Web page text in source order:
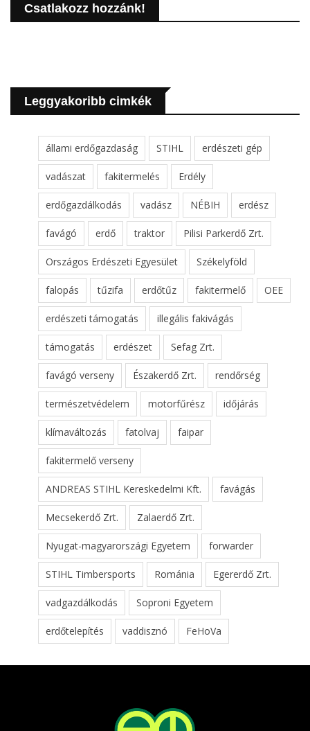
Csatlakozz hozzánk!
Leggyakoribb cimkék
állami erdőgazdaság STIHL erdészeti gép
vadászat fakitermelés Erdély
erdőgazdálkodás vadász NÉBIH erdész
favágó erdő traktor Pilisi Parkerdő Zrt.
Országos Erdészeti Egyesület Székelyföld
falopás tűzifa erdőtűz fakitermelő OEE
erdészeti támogatás illegális fakivágás
támogatás erdészet Sefag Zrt.
favágó verseny Északerdő Zrt. rendőrség
természetvédelem motorfűrész időjárás
klímaváltozás fatolvaj faipar
fakitermelő verseny
ANDREAS STIHL Kereskedelmi Kft. favágás
Mecsekerdő Zrt. Zalaerdő Zrt.
Nyugat-magyarországi Egyetem forwarder
STIHL Timbersports Románia Egererdő Zrt.
vadgazdálkodás Soproni Egyetem
erdőtelepítés vaddisznó FeHoVa